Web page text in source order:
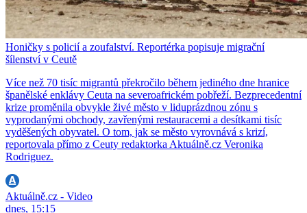
Honičky s policií a zoufalství. Reportérka popisuje migrační
šílenství v Ceutě
Více než 70 tisíc migrantů překročilo během jediného dne hranice
španělské enklávy Ceuta na severoafrickém pobřeží. Bezprecedentní
krize proměnila obvykle živé město v liduprázdnou zónu s
vyprodanými obchody, zavřenými restauracemi a desítkami tisíc
vyděšených obyvatel. O tom, jak se město vyrovnává s krizí,
reportovala přímo z Ceuty redaktorka Aktuálně.cz Veronika
Rodriguez.
Aktuálně.cz - Video
dnes, 15:15